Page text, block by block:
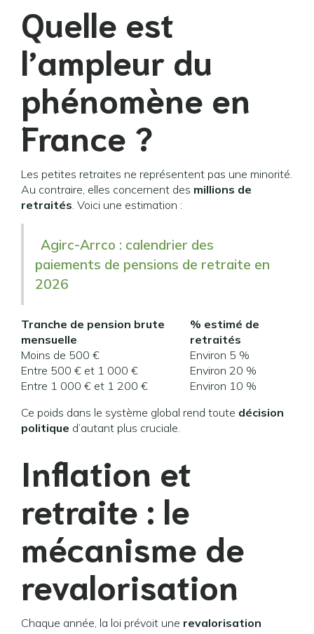
Quelle est
l’ampleur du
phénomène en
France ?
Les petites retraites ne représentent pas une minorité.
Au contraire, elles concernent des millions de
retraités. Voici une estimation :
Agirc-Arrco : calendrier des
paiements de pensions de retraite en
2026
Tranche de pension brute
mensuelle
% estimé de
retraités
Moins de 500 €
Environ 5 %
Entre 500 € et 1 000 €
Environ 20 %
Entre 1 000 € et 1 200 €
Environ 10 %
Ce poids dans le système global rend toute décision
politique d’autant plus cruciale.
Inflation et
retraite : le
mécanisme de
revalorisation
Chaque année, la loi prévoit une revalorisation